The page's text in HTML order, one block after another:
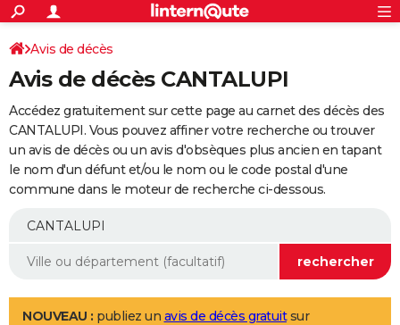
ACTUALITÉS
Politique
Société
Faits Divers
Education
Monde
Villes
+
SPORT
Coupe du monde 2026
Football
Tennis
Cyclisme
Rugby
Forum
Programme TV
TNT
Streaming
Cinéma
Sorties cinéma
Musique
+
FINANCE
Impôts
Immobilier
Risques naturels par ville
Banque
Assurance
Crédit
AUTO
Essais
Réserver un essai
Citadines
Berlines
SUV
Forum auto
+
Mobiles
Meilleur smartphone
Internet
Ordinateurs
Jeux vidéo
Guide high-tech
Aménagement intérieur
LIFESTYLE
Avis de décès
Avis de décès CANTALUPI
Accédez gratuitement sur cette page au carnet des décès des
CANTALUPI. Vous pouvez affiner votre recherche ou trouver
un avis de décès ou un avis d'obsèques plus ancien en tapant
le nom d'un défunt et/ou le nom ou le code postal d'une
commune dans le moteur de recherche ci-dessous.
NOUVEAU : publiez un avis de décès gratuitsur